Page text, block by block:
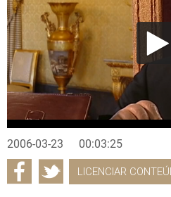
2006-03-23 00:03:25
LICENCIAR